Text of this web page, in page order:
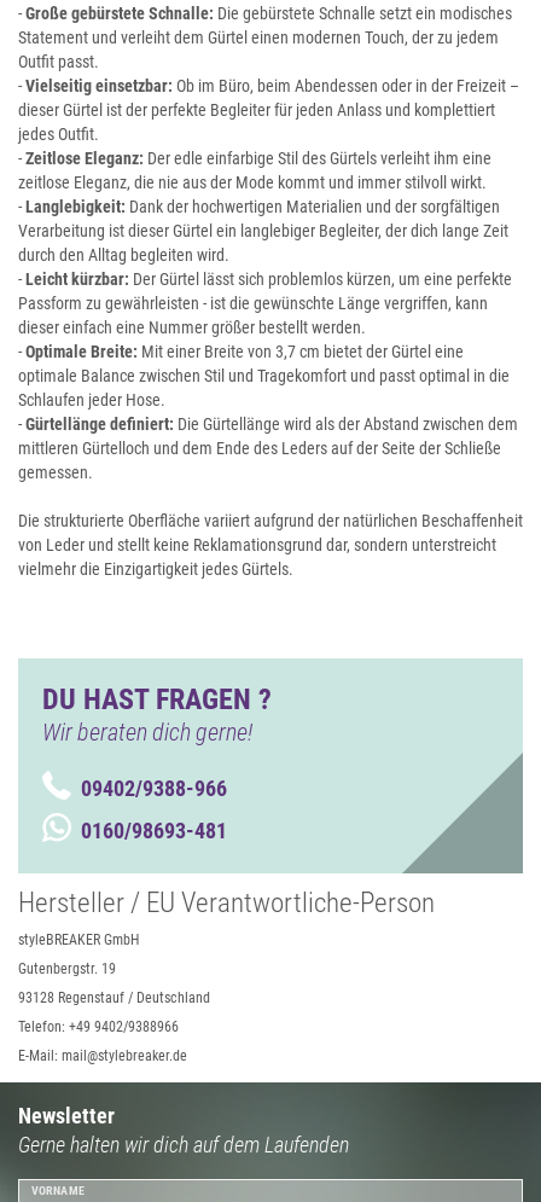
-Große gebürstete Schnalle: Die gebürstete Schnalle setzt ein modisches
Statement und verleiht dem Gürtel einen modernen Touch, der zu jedem
Outfit passt.
-Vielseitig einsetzbar: Ob im Büro, beim Abendessen oder in der Freizeit –
dieser Gürtel ist der perfekte Begleiter für jeden Anlass und komplettiert
jedes Outfit.
-Zeitlose Eleganz: Der edle einfarbige Stil des Gürtels verleiht ihm eine
zeitlose Eleganz, die nie aus der Mode kommt und immer stilvoll wirkt.
-Langlebigkeit: Dank der hochwertigen Materialien und der sorgfältigen
Verarbeitung ist dieser Gürtel ein langlebiger Begleiter, der dich lange Zeit
durch den Alltag begleiten wird.
-Leicht kürzbar: Der Gürtel lässt sich problemlos kürzen, um eine perfekte
Passform zu gewährleisten - ist die gewünschte Länge vergriffen, kann
dieser einfach eine Nummer größer bestellt werden.
-Optimale Breite: Mit einer Breite von 3,7 cm bietet der Gürtel eine
optimale Balance zwischen Stil und Tragekomfort und passt optimal in die
Schlaufen jeder Hose.
-Gürtellänge definiert: Die Gürtellänge wird als der Abstand zwischen dem
mittleren Gürtelloch und dem Ende des Leders auf der Seite der Schließe
gemessen.
Die strukturierte Oberfläche variiert aufgrund der natürlichen Beschaffenheit
von Leder und stellt keine Reklamationsgrund dar, sondern unterstreicht
vielmehr die Einzigartigkeit jedes Gürtels.
DU HAST FRAGEN ?
Wir beraten dich gerne!
09402/9388-966
0160/98693-481
Hersteller / EU Verantwortliche-Person
styleBREAKER GmbH
Gutenbergstr. 19
93128 Regenstauf / Deutschland
Telefon: +49 9402/9388966
E-Mail: mail@stylebreaker.de
Newsletter
Gerne halten wir dich auf dem Laufenden
VORNAME